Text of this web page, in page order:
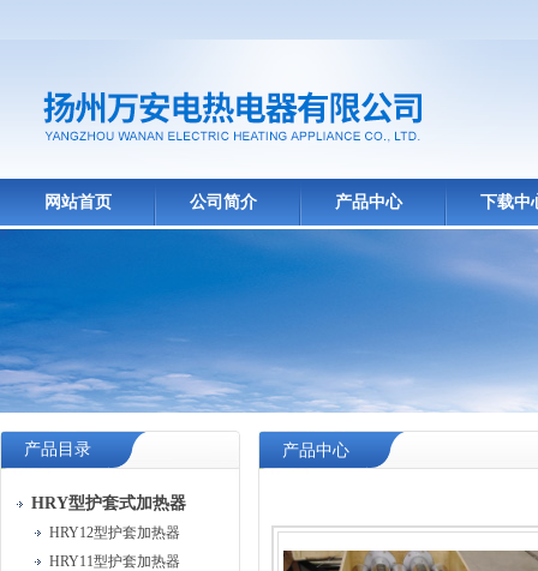
网站首页 公司简介 产品中心 下载中
产品目录
HRY型护套式加热器
HRY12型护套加热器
HRY11型护套加热器
产品中心